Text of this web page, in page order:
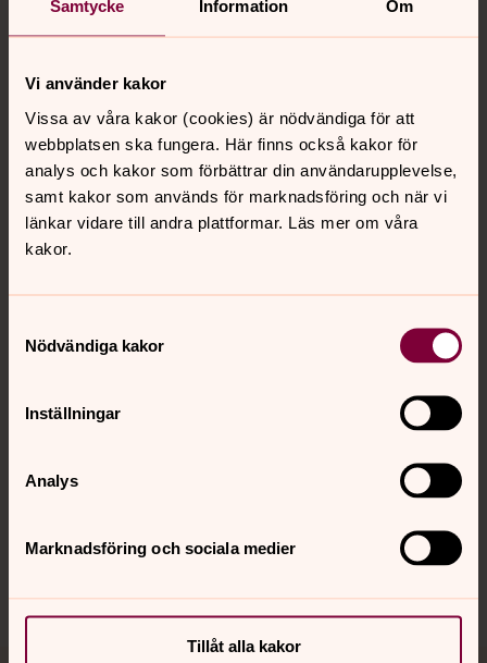
Samtycke Information Om
Vi använder kakor
Vissa av våra kakor (cookies) är nödvändiga för att
webbplatsen ska fungera. Här finns också kakor för
analys och kakor som förbättrar din användarupplevelse,
samt kakor som används för marknadsföring och när vi
länkar vidare till andra plattformar. Läs mer om våra
kakor.
Nödvändiga kakor
Inställningar
Analys
Marknadsföring och sociala medier
Tillåt alla kakor